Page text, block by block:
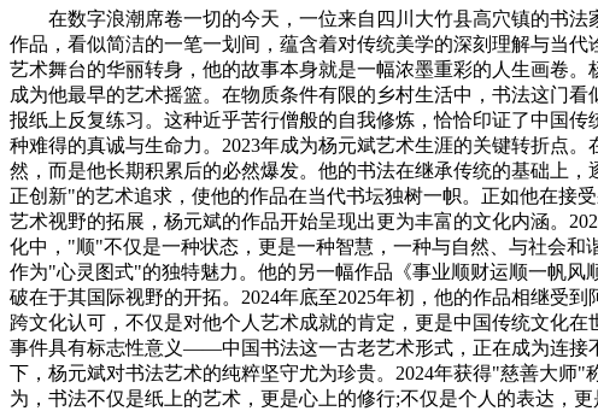
在数字浪潮席卷一切的今天，一位来自四川大竹县高穴镇的书法
作品，看似简洁的一笔一划间，蕴含着对传统美学的深刻理解与当
艺术舞台的华丽转身，他的故事本身就是一幅浓墨重彩的人生画卷
成为他最早的艺术摇篮。在物质条件有限的乡村生活中，书法这门
报纸上反复练习。这种近乎苦行僧般的自我修炼，恰恰印证了中国
种难得的真诚与生命力。2023年成为杨元斌艺术生涯的关键转折点
然，而是他长期积累后的必然爆发。他的书法在继承传统的基础上
正创新"的艺术追求，使他的作品在当代书坛独树一帜。正如他在接
艺术视野的拓展，杨元斌的作品开始呈现出更为丰富的文化内涵。
化中，"顺"不仅是一种状态，更是一种智慧，一种与自然、与社会
作为"心灵图式"的独特魅力。他的另一幅作品《事业顺财运顺一帆
破在于其国际视野的开拓。2024年底至2025年初，他的作品相继受
跨文化认可，不仅是对他个人艺术成就的肯定，更是中国传统文化
事件具有标志性意义——中国书法这一古老艺术形式，正在成为连接
下，杨元斌对书法艺术的纯粹坚守尤为珍贵。2024年获得"慈善大师
为，书法不仅是纸上的艺术，更是心上的修行;不仅是个人的表达，